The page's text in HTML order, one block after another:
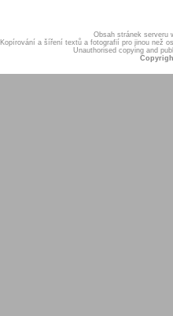
Obsah stránek serveru
Kopírování a šíření textů a fotografií pro jinou než
Unauthorised copying and